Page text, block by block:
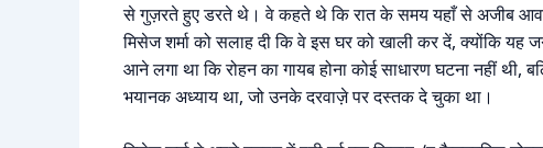
से गुज़रते हुए डरते थे। वे कहते थे कि रात के समय यहाँ से अजीब
मिसेज शर्मा को सलाह दी कि वे इस घर को खाली कर दें, क्योंकि
आने लगा था कि रोहन का गायब होना कोई साधारण घटना नहीं थी,
भयानक अध्याय था, जो उनके दरवाज़े पर दस्तक दे चुका था।